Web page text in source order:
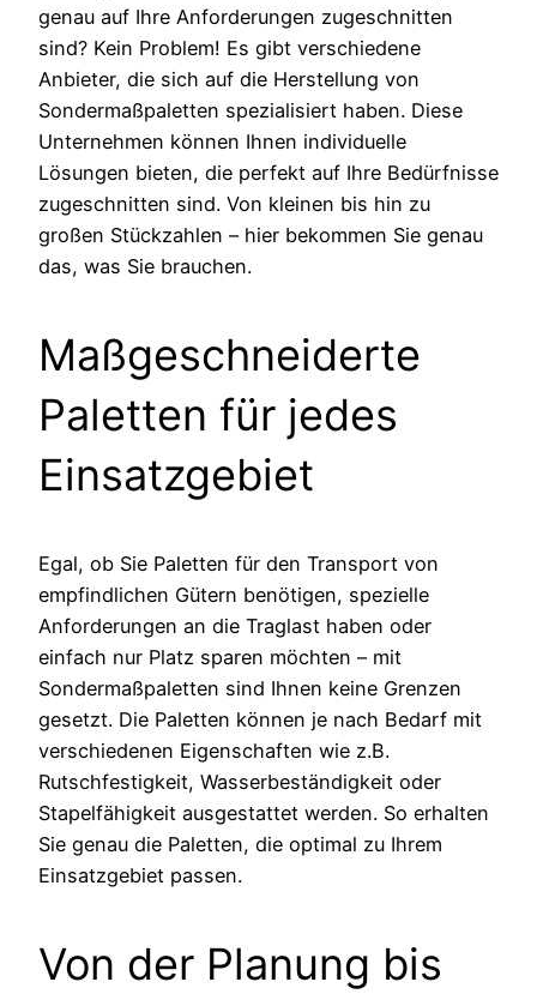
genau auf Ihre Anforderungen zugeschnitten
sind? Kein Problem! Es gibt verschiedene
Anbieter, die sich auf die Herstellung von
Sondermaßpaletten spezialisiert haben. Diese
Unternehmen können Ihnen individuelle
Lösungen bieten, die perfekt auf Ihre Bedürfnisse
zugeschnitten sind. Von kleinen bis hin zu
großen Stückzahlen – hier bekommen Sie genau
das, was Sie brauchen.
Maßgeschneiderte
Paletten für jedes
Einsatzgebiet
Egal, ob Sie Paletten für den Transport von
empfindlichen Gütern benötigen, spezielle
Anforderungen an die Traglast haben oder
einfach nur Platz sparen möchten – mit
Sondermaßpaletten sind Ihnen keine Grenzen
gesetzt. Die Paletten können je nach Bedarf mit
verschiedenen Eigenschaften wie z.B.
Rutschfestigkeit, Wasserbeständigkeit oder
Stapelfähigkeit ausgestattet werden. So erhalten
Sie genau die Paletten, die optimal zu Ihrem
Einsatzgebiet passen.
Von der Planung bis